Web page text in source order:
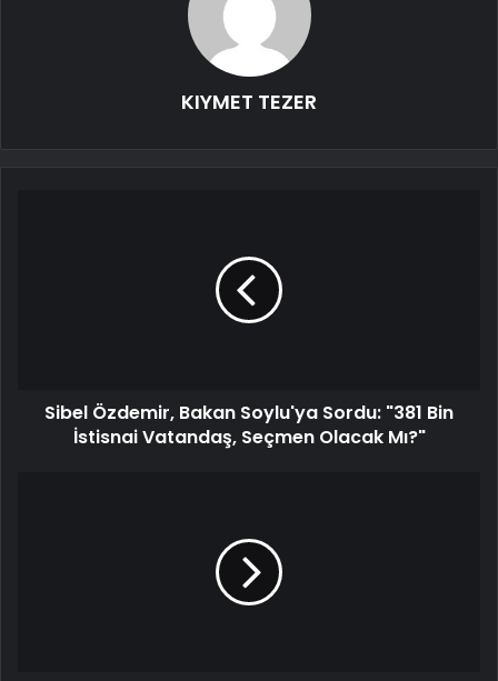
KIYMET TEZER
Sibel Özdemir, Bakan Soylu'ya Sordu: "381 Bin
İstisnai Vatandaş, Seçmen Olacak Mı?"